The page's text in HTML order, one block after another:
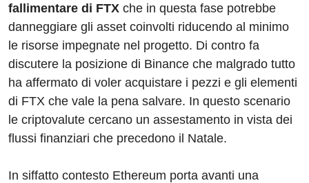
fallimentare di FTX che in questa fase potrebbe
danneggiare gli asset coinvolti riducendo al minimo
le risorse impegnate nel progetto. Di contro fa
discutere la posizione di Binance che malgrado tutto
ha affermato di voler acquistare i pezzi e gli elementi
di FTX che vale la pena salvare. In questo scenario
le criptovalute cercano un assestamento in vista dei
flussi finanziari che precedono il Natale.
In siffatto contesto Ethereum porta avanti una